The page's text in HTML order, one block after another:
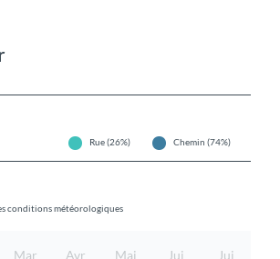
Rue (26%) Chemin (74%)
conditions météorologiques
Mar Avr Mai Jui Jui